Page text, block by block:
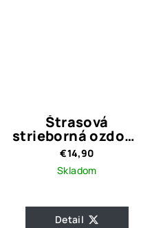
Štrasová
strieborná ozdoba
s perličkami Nia
Silver
€14,90
Skladom
Detail